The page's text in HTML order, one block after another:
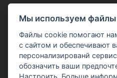
Скачайте мануалы с
примерами
Мы используем
Файлы cookie помогают
с сайтом и обеспечивают
персонализированй
обозначить ваши
Настроить. Больше